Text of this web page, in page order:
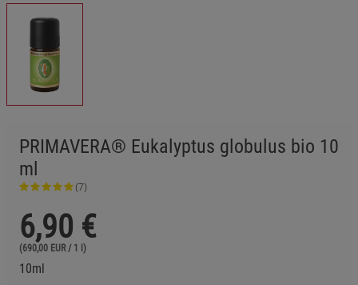
PRIMAVERA® Eukalyptus globulus bio 10
ml
(7)
6,90 €
(690,00 EUR / 1 l)
10ml